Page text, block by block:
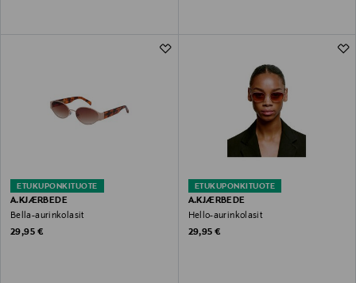
ETUKUPONKITUOTE
A.KJÆRBEDE
Bella-aurinkolasit
Original Price
29,95 €
ETUKUPONKITUOTE
A.KJÆRBEDE
Hello-aurinkolasit
Original Price
29,95 €